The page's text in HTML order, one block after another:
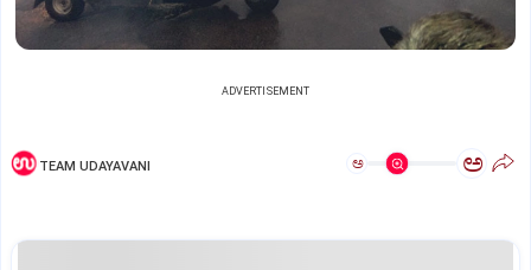
ADVERTISEMENT
TEAM UDAYAVANI ಅ ಅ